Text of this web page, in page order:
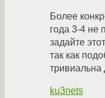
Более
года 3-4 не
задайте
так как
тривиальна
ku3nets